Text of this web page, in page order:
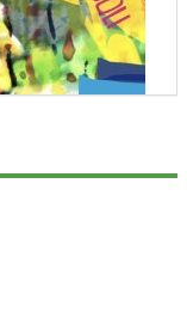
Pesce al CN Uisp